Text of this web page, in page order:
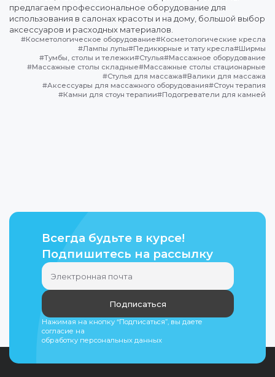
предлагаем профессиональное оборудование для
использования в салонах красоты и на дому, большой выбор
аксессуаров и расходных материалов.
#Косметологическое оборудование#Косметологические кресла
#Лампы лупы#Педикюрные и тату кресла#Ширмы
#Тумбы, столы и тележки#Стулья#Массажное оборудование
#Массажные столы складные#Массажные столы стационарные
#Стулья для массажа#Валики для массажа
#Аксессуары для массажного оборудования#Стоун терапия
#Камни для стоун терапии#Подогреватели для камней
Всегда будьте в курсе!
Подпишитесь на рассылку
Подписаться
Нажимая на кнопку “Подписаться”, вы даете
согласие на
обработку персональных данных